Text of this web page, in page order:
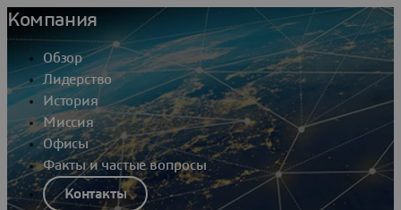
Компания
Обзор
Лидерство
История
Миссия
Офисы
Факты и частые вопросы
Контакты